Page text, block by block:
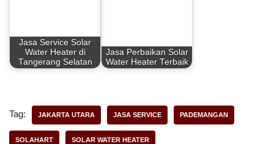
Jasa Service Solar
Water Heater di
Tangerang Selatan
Jasa Perbaikan Solar
Water Heater Terbaik
Tag: JAKARTA UTARA JASA SERVICE PADEMANGAN
SOLAHART SOLAR WATER HEATER